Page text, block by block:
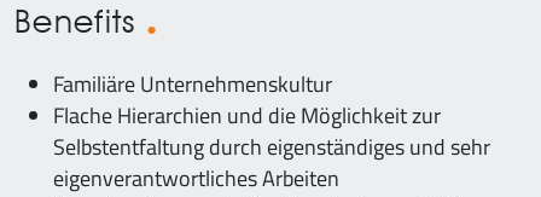
Benefits
Familiäre Unternehmenskultur
Flache Hierarchien und die Möglichkeit zur
Selbstentfaltung durch eigenständiges und sehr
eigenverantwortliches Arbeiten